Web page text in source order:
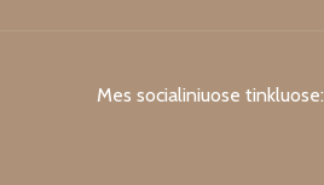
Mes socialiniuose tinkluose: